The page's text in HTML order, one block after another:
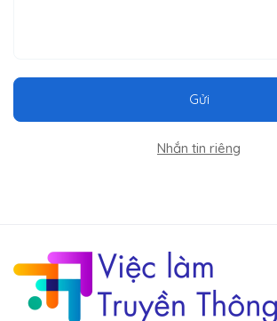
Gửi
Nhắn tin riêng